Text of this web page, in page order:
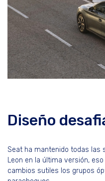
Diseño
Seat ha mantenido todas las
Leon en la última versión,
cambios sutiles los grupos